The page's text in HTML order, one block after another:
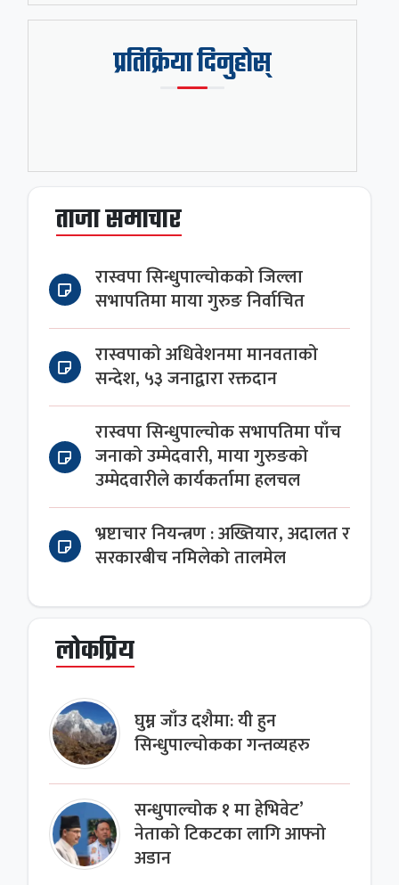
प्रतिक्रिया दिनुहोस्
ताजा समाचार
रास्वपा सिन्धुपाल्चोकको जिल्ला
सभापतिमा माया गुरुङ निर्वाचित
रास्वपाको अधिवेशनमा मानवताको
सन्देश, ५३ जनाद्वारा रक्तदान
रास्वपा सिन्धुपाल्चोक सभापतिमा पाँच
जनाको उम्मेदवारी, माया गुरुङको
उम्मेदवारीले कार्यकर्तामा हलचल
भ्रष्टाचार नियन्त्रण : अख्तियार, अदालत र
सरकारबीच नमिलेको तालमेल
लोकप्रिय
घुम्न जाँउ दशैमा: यी हुन
सिन्धुपाल्चोकका गन्तव्यहरु
सन्धुपाल्चोक १ मा हेभिवेट’
नेताको टिकटका लागि आफ्नो
अडान